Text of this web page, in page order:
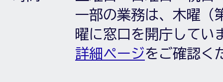
一部の業務は、木曜（
曜に窓口を開庁してい
詳細ページをご確認く